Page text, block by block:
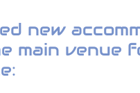
new
main venue